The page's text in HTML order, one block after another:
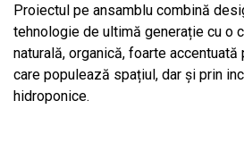
Proiectul pe ansamblu combină
tehnologie de ultimă generație cu o
naturală, organică, foarte
care populează spațiul, dar și prin
hidroponice.